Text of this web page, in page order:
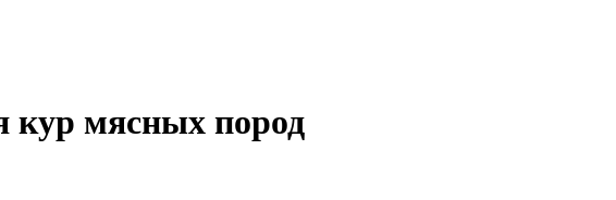
кур мясных пород